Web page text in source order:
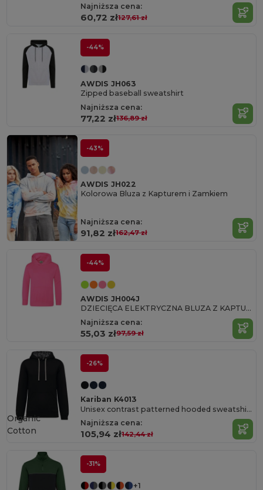
Najniższa cena:
60,72 zł127,61 zł
-44%
AWDIS JH063
Zipped baseball sweatshirt
Najniższa cena:
77,22 zł136,89 zł
-43%
AWDIS JH022
Kolorowa Bluza z Kapturem i Zamkiem
Najniższa cena:
91,82 zł162,47 zł
-44%
AWDIS JH004J
DZIECIĘCA ELEKTRYCZNA BLUZA Z KAPTUREM
Najniższa cena:
55,03 zł97,59 zł
-26%
Kariban K4013
Unisex contrast patterned hooded sweatshirt
Najniższa cena:
105,94 zł142,44 zł
Organic
Cotton
-31%
+1